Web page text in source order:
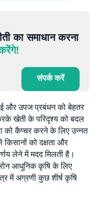
का समाधान करना
संपर्क करें
और उपज प्रबंधन को बेहतर
खेती के परिदृश्य को बदल
को कैप्चर करने के लिए उन्नत
को दक्षता और
लेने में मदद मिलती है।
आधुनिक कृषि के लिए
में अग्रणी कुछ शीर्ष कृषि